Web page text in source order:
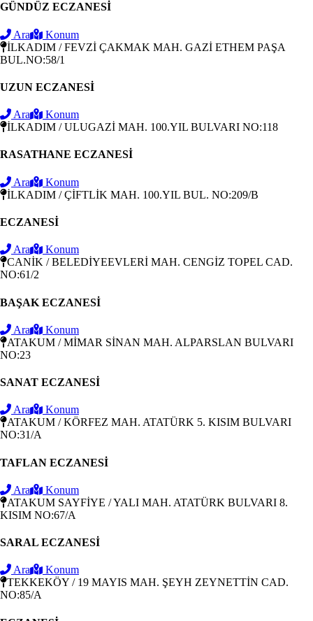
GÜNDÜZ ECZANESİ
Ara
Konum
İLKADIM / FEVZİ ÇAKMAK MAH. GAZİ ETHEM PAŞA
BUL.NO:58/1
UZUN ECZANESİ
Ara
Konum
İLKADIM / ULUGAZİ MAH. 100.YIL BULVARI NO:118
RASATHANE ECZANESİ
Ara
Konum
İLKADIM / ÇİFTLİK MAH. 100.YIL BUL. NO:209/B
ECZANESİ
Ara
Konum
CANİK / BELEDİYEEVLERİ MAH. CENGİZ TOPEL CAD.
NO:61/2
BAŞAK ECZANESİ
Ara
Konum
ATAKUM / MİMAR SİNAN MAH. ALPARSLAN BULVARI
NO:23
SANAT ECZANESİ
Ara
Konum
ATAKUM / KÖRFEZ MAH. ATATÜRK 5. KISIM BULVARI
NO:31/A
TAFLAN ECZANESİ
Ara
Konum
ATAKUM SAYFİYE / YALI MAH. ATATÜRK BULVARI 8.
KISIM NO:67/A
SARAL ECZANESİ
Ara
Konum
TEKKEKÖY / 19 MAYIS MAH. ŞEYH ZEYNETTİN CAD.
NO:85/A